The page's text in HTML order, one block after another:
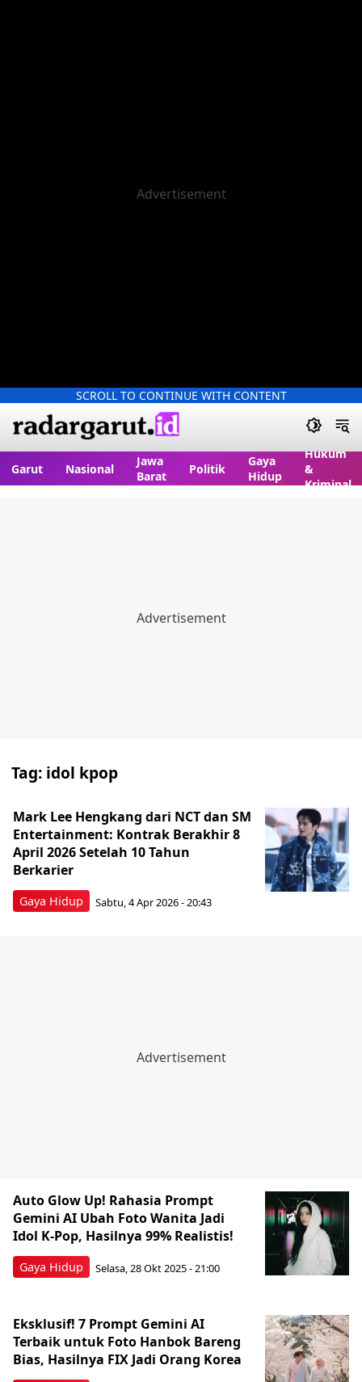
SCROLL TO CONTINUE WITH CONTENT
Garut Nasional
Jawa
Barat
Politik
Gaya
Hidup
Hukum
&
Kriminal
Tag: idol kpop
Gaya Hidup
Mark Lee Hengkang dari NCT dan SM
Entertainment: Kontrak Berakhir 8
April 2026 Setelah 10 Tahun
Berkarier
Sabtu, 4 Apr 2026 - 20:43
Gaya Hidup
Auto Glow Up! Rahasia Prompt
Gemini AI Ubah Foto Wanita Jadi
Idol K-Pop, Hasilnya 99% Realistis!
Selasa, 28 Okt 2025 - 21:00
Eksklusif! 7 Prompt Gemini AI
Terbaik untuk Foto Hanbok Bareng
Bias, Hasilnya FIX Jadi Orang Korea